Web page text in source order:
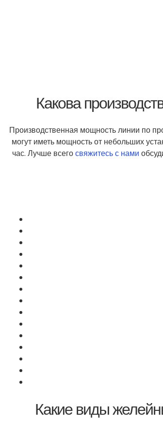
Какова
Производственная мощность линии по
могут иметь мощность от небольших
час. Лучше всегосвяжитесь с нами
Какие виды